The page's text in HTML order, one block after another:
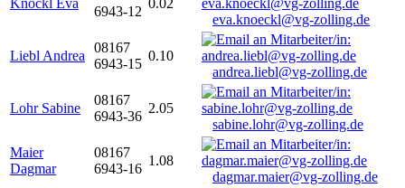
Knöckl Eva
6943-12
0.02
eva.knoeckl@vg-zolling.de
Liebl Andrea
08167
6943-15
0.10
andrea.liebl@vg-zolling.de
Lohr Sabine
08167
6943-36
2.05
sabine.lohr@vg-zolling.de
Maier
Dagmar
08167
6943-16
1.08
dagmar.maier@vg-zolling.de